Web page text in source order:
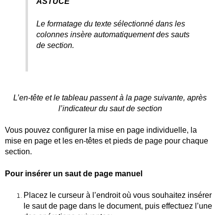
Le formatage du texte sélectionné dans les
colonnes insère automatiquement des sauts
de section.
L’en-tête et le tableau passent à la page suivante, après
l’indicateur du saut de section
Vous pouvez configurer la mise en page individuelle, la
mise en page et les en-têtes et pieds de page pour chaque
section.
Pour insérer un saut de page manuel
Placez le curseur à l’endroit où vous souhaitez insérer
le saut de page dans le document, puis effectuez l’une